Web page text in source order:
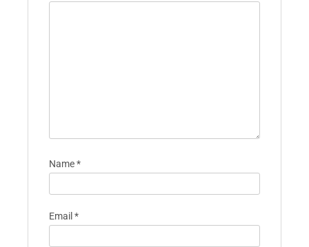
Name*
Email *